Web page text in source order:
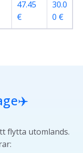
47.45
€
30.0
0 €
flytta utomlands.